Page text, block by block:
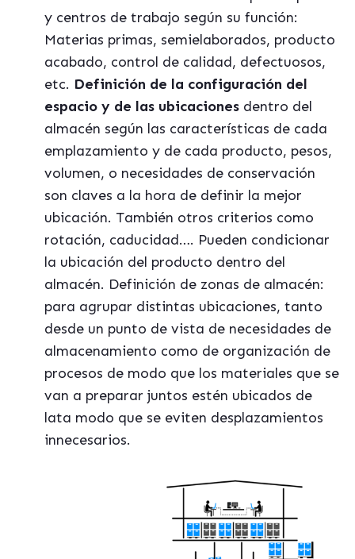
y centros de trabajo según su función:
Materias primas, semielaborados, producto
acabado, control de calidad, defectuosos,
etc. Definición de la configuración del
espacio y de las ubicaciones dentro del
almacén según las características de cada
emplazamiento y de cada producto, pesos,
volumen, o necesidades de conservación
son claves a la hora de definir la mejor
ubicación. También otros criterios como
rotación, caducidad…. Pueden condicionar
la ubicación del producto dentro del
almacén. Definición de zonas de almacén:
para agrupar distintas ubicaciones, tanto
desde un punto de vista de necesidades de
almacenamiento como de organización de
procesos de modo que los materiales que se
van a preparar juntos estén ubicados de
lata modo que se eviten desplazamientos
innecesarios.